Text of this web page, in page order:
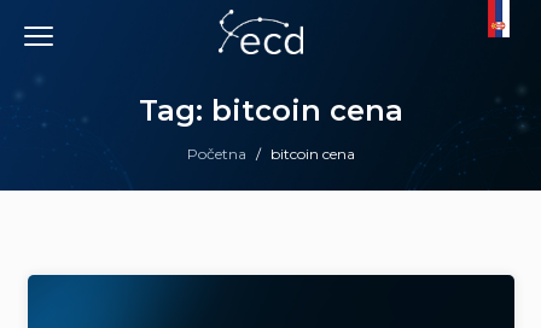
content
Početna / bitcoin cena
Tag: bitcoin cena